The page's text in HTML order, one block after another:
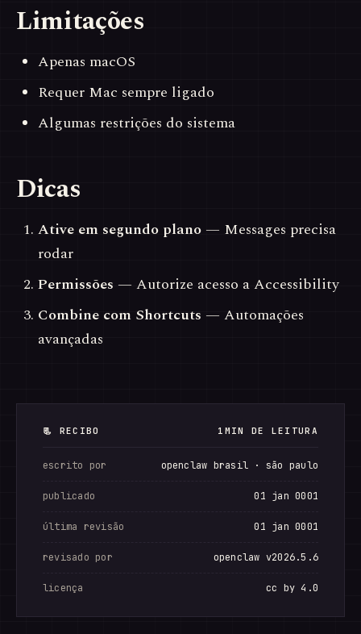
Limitações
Apenas macOS
Requer Mac sempre ligado
Algumas restrições do sistema
Dicas
Ative em segundo plano — Messages precisa
rodar
Permissões — Autorize acesso a Accessibility
Combine com Shortcuts — Automações
avançadas
📃 RECIBO 1MIN DE LEITURA
escrito por openclaw brasil · são paulo
publicado 01 jan 0001
última revisão 01 jan 0001
revisado por openclaw v2026.5.6
licença cc by 4.0